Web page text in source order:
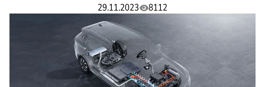
ТЕСТ-ДРАЙВ СТРАХОВАНИЕ
29.11.2023
8112